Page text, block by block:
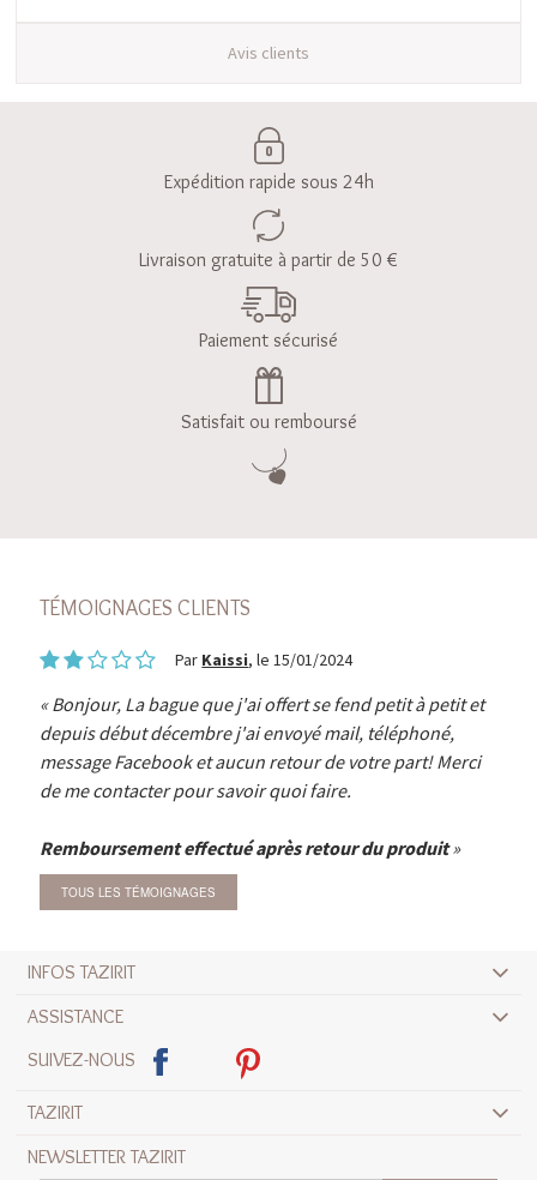
Avis clients
Expédition rapide sous 24h
Livraison gratuite à partir de 50 €
Paiement sécurisé
Satisfait ou remboursé
TÉMOIGNAGES CLIENTS
Par Kaissi, le 15/01/2024
Bonjour, La bague que j'ai offert se fend petit à petit et
depuis début décembre j'ai envoyé mail, téléphoné,
message Facebook et aucun retour de votre part! Merci
de me contacter pour savoir quoi faire.
Remboursement effectué après retour du produit
TOUS LES TÉMOIGNAGES
INFOS TAZIRIT
ASSISTANCE
SUIVEZ-NOUS
TAZIRIT
NEWSLETTER TAZIRIT